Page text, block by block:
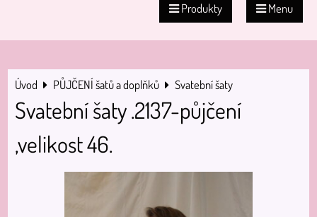
Produkty Menu
Úvod PŮJČENÍ šatů a doplňků Svatební šaty
Svatební šaty .2137-půjčení
,velikost 46.